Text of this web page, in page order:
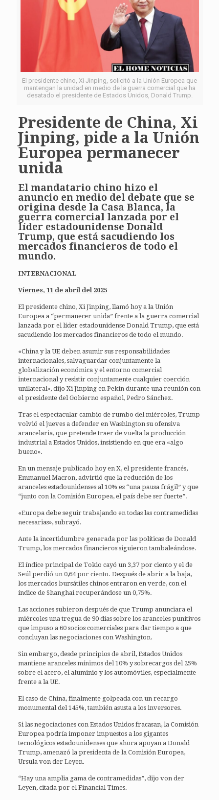
El presidente chino, Xi Jinping, solicitó a la Unión Europea que
mantengan la unidad en medio de la guerra comercial que ha
desatado el presidente de Estados Unidos, Donald Trump.
Presidente de China, Xi
Jinping, pide a la Unión
Europea permanecer
unida
El mandatario chino hizo el
anuncio en medio del debate que se
origina desde la Casa Blanca, la
guerra comercial lanzada por el
líder estadounidense Donald
Trump, que está sacudiendo los
mercados financieros de todo el
mundo.
INTERNACIONAL
Viernes, 11 de abril del 2025
El presidente chino, Xi Jinping, llamó hoy a la Unión
Europea a “permanecer unida” frente a la guerra comercial
lanzada por el líder estadounidense Donald Trump, que está
sacudiendo los mercados financieros de todo el mundo.
«China y la UE deben asumir sus responsabilidades
internacionales, salvaguardar conjuntamente la
globalización económica y el entorno comercial
internacional y resistir conjuntamente cualquier coerción
unilateral», dijo Xi Jinping en Pekín durante una reunión con
el presidente del Gobierno español, Pedro Sánchez.
Tras el espectacular cambio de rumbo del miércoles, Trump
volvió el jueves a defender en Washington su ofensiva
arancelaria, que pretende traer de vuelta la producción
industrial a Estados Unidos, insistiendo en que era «algo
bueno».
En un mensaje publicado hoy en X, el presidente francés,
Emmanuel Macron, advirtió que la reducción de los
aranceles estadounidenses al 10% es “una pausa frágil” y que
“junto con la Comisión Europea, el país debe ser fuerte”.
«Europa debe seguir trabajando en todas las contramedidas
necesarias», subrayó.
Ante la incertidumbre generada por las políticas de Donald
Trump, los mercados financieros siguieron tambaleándose.
El índice principal de Tokio cayó un 3,37 por ciento y el de
Seúl perdió un 0,64 por ciento. Después de abrir a la baja,
los mercados bursátiles chinos entraron en verde, con el
índice de Shanghai recuperándose un 0,75%.
Las acciones subieron después de que Trump anunciara el
miércoles una tregua de 90 días sobre los aranceles punitivos
que impuso a 60 socios comerciales para dar tiempo a que
concluyan las negociaciones con Washington.
Sin embargo, desde principios de abril, Estados Unidos
mantiene aranceles mínimos del 10% y sobrecargos del 25%
sobre el acero, el aluminio y los automóviles, especialmente
frente a la UE.
El caso de China, finalmente golpeada con un recargo
monumental del 145%, también asusta a los inversores.
Si las negociaciones con Estados Unidos fracasan, la Comisión
Europea podría imponer impuestos a los gigantes
tecnológicos estadounidenses que ahora apoyan a Donald
Trump, amenazó la presidenta de la Comisión Europea,
Ursula von der Leyen.
“Hay una amplia gama de contramedidas”, dijo von der
Leyen, citada por el Financial Times.